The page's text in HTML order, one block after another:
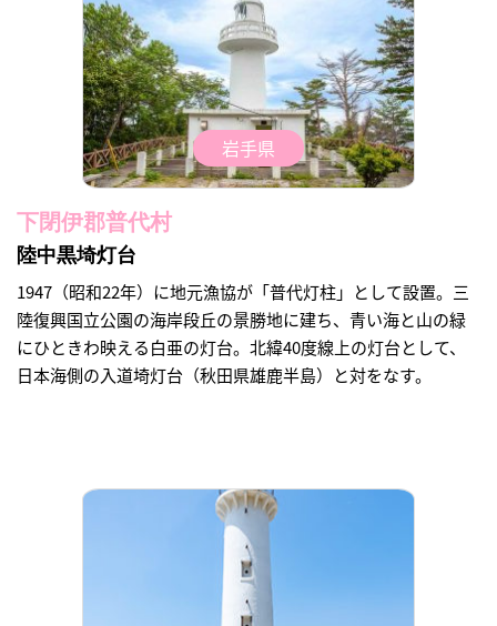
岩手県
下閉伊郡普代村
陸中黒埼灯台
1947（昭和22年）に地元漁協が「普代灯柱」として設置。三
陸復興国立公園の海岸段丘の景勝地に建ち、青い海と山の緑
にひときわ映える白亜の灯台。北緯40度線上の灯台として、
日本海側の入道埼灯台（秋田県雄鹿半島）と対をなす。